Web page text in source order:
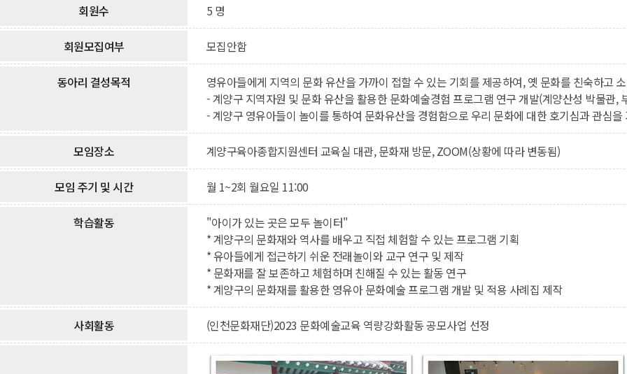
회원수 5 명
회원모집여부 모집안함
동아리 결성목적
영유아들에게 지역의 문화 유산을 가까이 접할 수 있는 기회를 제공하여, 옛 문화를 친숙하고
- 계양구 지역자원 및 문화 유산을 활용한 문화예술경험 프로그램 연구 개발(계양산성 박물관,
- 계양구 영유아들이 놀이를 통하여 문화유산을 경험함으로 우리 문화에 대한 호기심과 관심
모임장소 계양구육아종합지원센터 교육실 대관, 문화재 방문, ZOOM(상황에 따라 변동됨)
모임 주기 및 시간 월 1~2회 월요일 11:00
학습활동
"아이가 있는 곳은 모두 놀이터"
* 계양구의 문화재와 역사를 배우고 직접 체험할 수 있는 프로그램 기획
* 유아들에게 접근하기 쉬운 전래놀이와 교구 연구 및 제작
* 문화재를 잘 보존하고 체험하며 친해질 수 있는 활동 연구
* 계양구의 문화재를 활용한 영유아 문화예술 프로그램 개발 및 적용 사례집 제작
사회활동 (인천문화재단)2023 문화예술교육 역량강화활동 공모사업 선정